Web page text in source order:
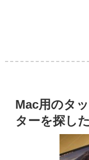
Mac用のタ
ターを探した